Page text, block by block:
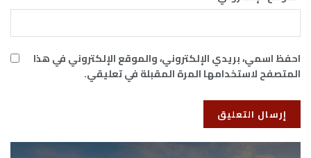
احفظ اسمي، بريدي الإلكتروني، والموقع الإلكتروني في هذا
المتصفح لاستخدامها المرة المقبلة في تعليقي.